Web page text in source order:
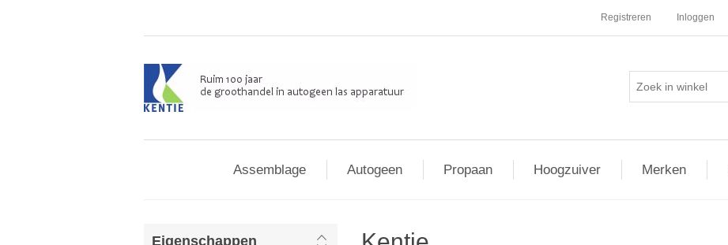
Registreren Inloggen
Assemblage Autogeen Propaan Hoogzuiver Merken
Eigenschappen